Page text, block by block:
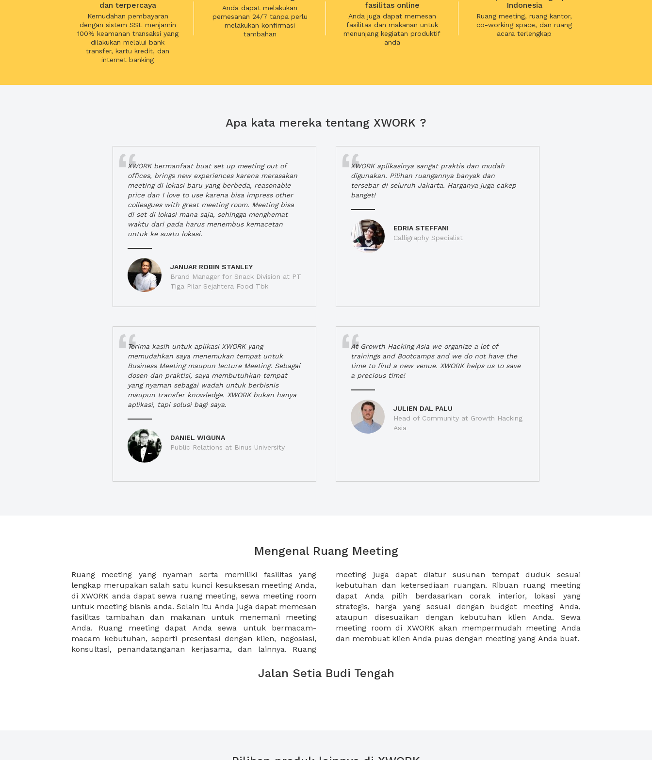
dan terpercaya
Kemudahan pembayaran
dengan sistem SSL menjamin
100% keamanan transaksi yang
dilakukan melalui bank
transfer, kartu kredit, dan
internet banking
Anda dapat melakukan
pemesanan 24/7 tanpa perlu
melakukan konfirmasi
tambahan
fasilitas online
Anda juga dapat memesan
fasilitas dan makanan untuk
menunjang kegiatan produktif
anda
Indonesia
Ruang meeting, ruang kantor,
co-working space, dan ruang
acara terlengkap
Apa kata mereka tentang XWORK ?
XWORK bermanfaat buat set up meeting out of
offices, brings new experiences karena merasakan
meeting di lokasi baru yang berbeda, reasonable
price dan I love to use karena bisa impress other
colleagues with great meeting room. Meeting bisa
di set di lokasi mana saja, sehingga menghemat
waktu dari pada harus menembus kemacetan
untuk ke suatu lokasi.
JANUAR ROBIN STANLEY
Brand Manager for Snack Division at PT
Tiga Pilar Sejahtera Food Tbk
XWORK aplikasinya sangat praktis dan mudah
digunakan. Pilihan ruangannya banyak dan
tersebar di seluruh Jakarta. Harganya juga cakep
banget!
EDRIA STEFFANI
Calligraphy Specialist
Terima kasih untuk aplikasi XWORK yang
memudahkan saya menemukan tempat untuk
Business Meeting maupun lecture Meeting. Sebagai
dosen dan praktisi, saya membutuhkan tempat
yang nyaman sebagai wadah untuk berbisnis
maupun transfer knowledge. XWORK bukan hanya
aplikasi, tapi solusi bagi saya.
DANIEL WIGUNA
Public Relations at Binus University
At Growth Hacking Asia we organize a lot of
trainings and Bootcamps and we do not have the
time to find a new venue. XWORK helps us to save
a precious time!
JULIEN DAL PALU
Head of Community at Growth Hacking
Asia
Mengenal Ruang Meeting
Ruang meeting yang nyaman serta memiliki fasilitas yang
lengkap merupakan salah satu kunci kesuksesan meeting Anda,
di XWORK anda dapat sewa ruang meeting, sewa meeting room
untuk meeting bisnis anda. Selain itu Anda juga dapat memesan
fasilitas tambahan dan makanan untuk menemani meeting
Anda. Ruang meeting dapat Anda sewa untuk bermacam-
macam kebutuhan, seperti presentasi dengan klien, negosiasi,
konsultasi, penandatanganan kerjasama, dan lainnya. Ruang
meeting juga dapat diatur susunan tempat duduk sesuai
kebutuhan dan ketersediaan ruangan. Ribuan ruang meeting
dapat Anda pilih berdasarkan corak interior, lokasi yang
strategis, harga yang sesuai dengan budget meeting Anda,
ataupun disesuaikan dengan kebutuhan klien Anda. Sewa
meeting room di XWORK akan mempermudah meeting Anda
dan membuat klien Anda puas dengan meeting yang Anda buat.
Jalan Setia Budi Tengah